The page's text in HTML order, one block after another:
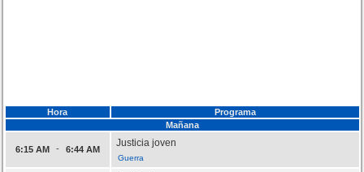
Hora
Programa
Mañana
6:15 AM - 6:44 AM
Justicia joven
Guerra